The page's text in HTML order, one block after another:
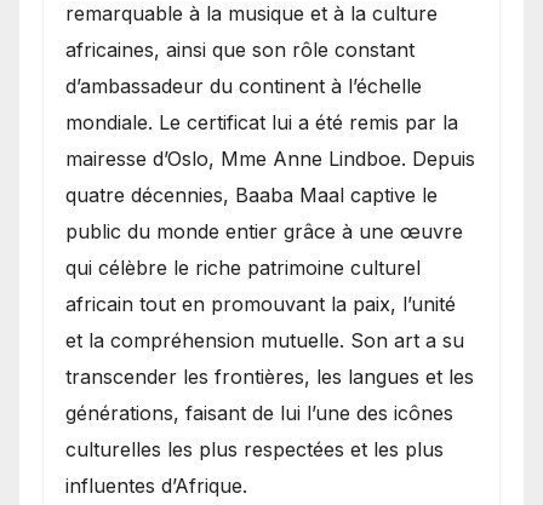
remarquable à la musique et à la culture
africaines, ainsi que son rôle constant
d’ambassadeur du continent à l’échelle
mondiale. Le certificat lui a été remis par la
mairesse d’Oslo, Mme Anne Lindboe. Depuis
quatre décennies, Baaba Maal captive le
public du monde entier grâce à une œuvre
qui célèbre le riche patrimoine culturel
africain tout en promouvant la paix, l’unité
et la compréhension mutuelle. Son art a su
transcender les frontières, les langues et les
générations, faisant de lui l’une des icônes
culturelles les plus respectées et les plus
influentes d’Afrique.